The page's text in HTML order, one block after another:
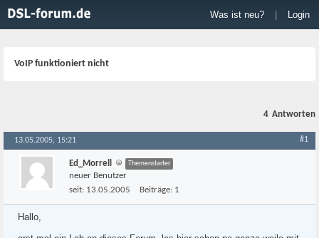
Was ist neu? Login
VoIP funktioniert nicht
4 Antworten
13.05.2005, 15:21 #1
Ed_Morrell Themenstarter
neuer Benutzer
seit: 13.05.2005 Beiträge: 1
Hallo,